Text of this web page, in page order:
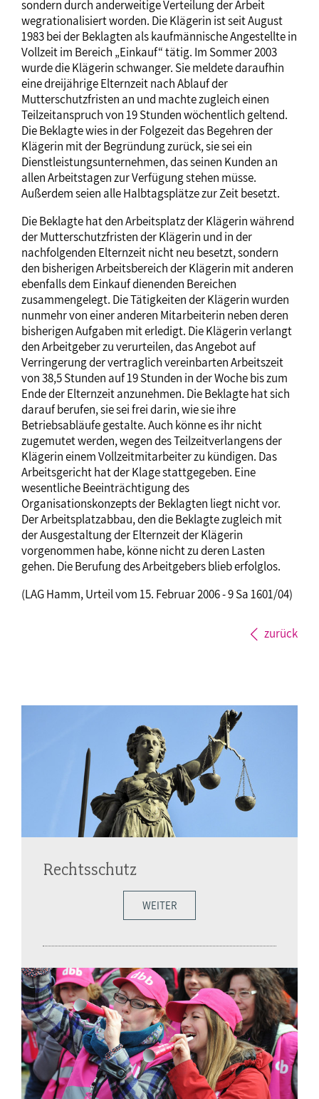
sondern durch anderweitige Verteilung der Arbeit
wegrationalisiert worden. Die Klägerin ist seit August
1983 bei der Beklagten als kaufmännische Angestellte in
Vollzeit im Bereich „Einkauf“ tätig. Im Sommer 2003
wurde die Klägerin schwanger. Sie meldete daraufhin
eine dreijährige Elternzeit nach Ablauf der
Mutterschutzfristen an und machte zugleich einen
Teilzeitanspruch von 19 Stunden wöchentlich geltend.
Die Beklagte wies in der Folgezeit das Begehren der
Klägerin mit der Begründung zurück, sie sei ein
Dienstleistungsunternehmen, das seinen Kunden an
allen Arbeitstagen zur Verfügung stehen müsse.
Außerdem seien alle Halbtagsplätze zur Zeit besetzt.
Die Beklagte hat den Arbeitsplatz der Klägerin während
der Mutterschutzfristen der Klägerin und in der
nachfolgenden Elternzeit nicht neu besetzt, sondern
den bisherigen Arbeitsbereich der Klägerin mit anderen
ebenfalls dem Einkauf dienenden Bereichen
zusammengelegt. Die Tätigkeiten der Klägerin wurden
nunmehr von einer anderen Mitarbeiterin neben deren
bisherigen Aufgaben mit erledigt. Die Klägerin verlangt
den Arbeitgeber zu verurteilen, das Angebot auf
Verringerung der vertraglich vereinbarten Arbeitszeit
von 38,5 Stunden auf 19 Stunden in der Woche bis zum
Ende der Elternzeit anzunehmen. Die Beklagte hat sich
darauf berufen, sie sei frei darin, wie sie ihre
Betriebsabläufe gestalte. Auch könne es ihr nicht
zugemutet werden, wegen des Teilzeitverlangens der
Klägerin einem Vollzeitmitarbeiter zu kündigen. Das
Arbeitsgericht hat der Klage stattgegeben. Eine
wesentliche Beeinträchtigung des
Organisationskonzepts der Beklagten liegt nicht vor.
Der Arbeitsplatzabbau, den die Beklagte zugleich mit
der Ausgestaltung der Elternzeit der Klägerin
vorgenommen habe, könne nicht zu deren Lasten
gehen. Die Berufung des Arbeitgebers blieb erfolglos.
(LAG Hamm, Urteil vom 15. Februar 2006 - 9 Sa 1601/04)
zurück
Rechtsschutz
WEITER